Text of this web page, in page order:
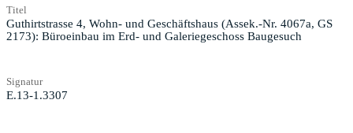
Titel
Guthirtstrasse 4, Wohn- und Geschäftshaus (Assek.-Nr. 4067a, GS
2173): Büroeinbau im Erd- und Galeriegeschoss Baugesuch
Signatur
E.13-1.3307